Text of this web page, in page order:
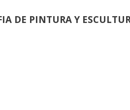
DE PINTURA Y